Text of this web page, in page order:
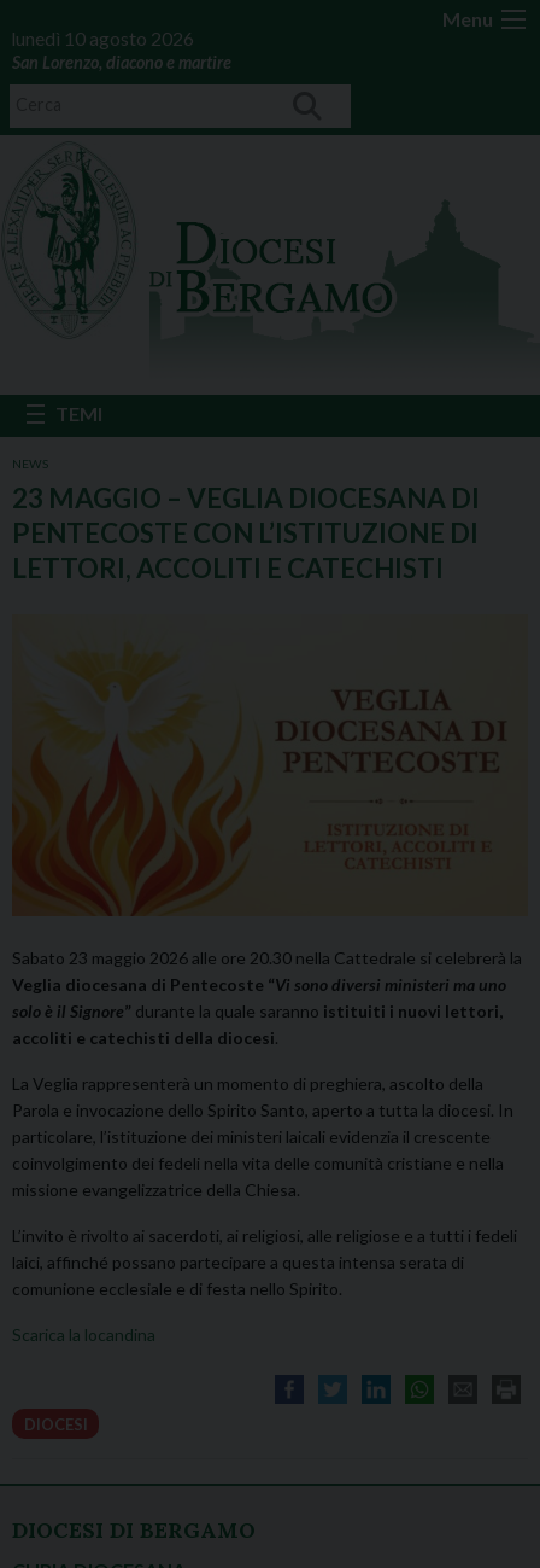
Menu
lunedì 10 agosto 2026
San Lorenzo, diacono e martire
NEWS
23 MAGGIO – VEGLIA DIOCESANA DI
PENTECOSTE CON L’ISTITUZIONE DI
LETTORI, ACCOLITI E CATECHISTI
Sabato 23 maggio 2026 alle ore 20.30 nella Cattedrale si celebrerà la
Veglia diocesana di Pentecoste “Vi sono diversi ministeri ma uno
solo è il Signore” durante la quale saranno istituiti i nuovi lettori,
accoliti e catechisti della diocesi.
La Veglia rappresenterà un momento di preghiera, ascolto della
Parola e invocazione dello Spirito Santo, aperto a tutta la diocesi. In
particolare, l’istituzione dei ministeri laicali evidenzia il crescente
coinvolgimento dei fedeli nella vita delle comunità cristiane e nella
missione evangelizzatrice della Chiesa.
L’invito è rivolto ai sacerdoti, ai religiosi, alle religiose e a tutti i fedeli
laici, affinché possano partecipare a questa intensa serata di
comunione ecclesiale e di festa nello Spirito.
Scarica la locandina
DIOCESI
DIOCESI DI BERGAMO